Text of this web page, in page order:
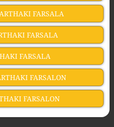
FARSALA
FARSALA
FARSALA
FARSALON
FARSALON